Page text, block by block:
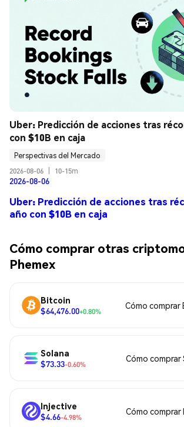
Uber: Predicción de acciones tras
con $10B en caja
Perspectivas del Mercado
2026-08-06
10-15m
2026-08-06
Uber: Predicción de acciones tras
año con $10B en caja
Cómo comprar otras
Phemex
Bitcoin
$64,476.00+0.80%
Cómo comprar
Solana
$73.33-0.60%
Cómo comprar
Injective
$4.66-4.98%
Cómo comprar